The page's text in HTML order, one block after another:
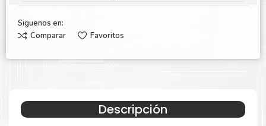
Siguenos en:
Comparar
Favoritos
Descripción